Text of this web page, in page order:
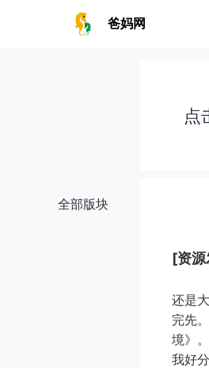
爸妈网
点
全部版块
[资
还是
完先
境》
我好